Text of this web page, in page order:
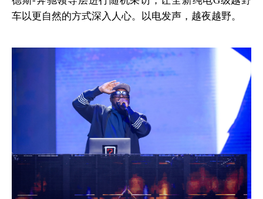
车以更自然的方式深入人心。以电发声，越夜越野。